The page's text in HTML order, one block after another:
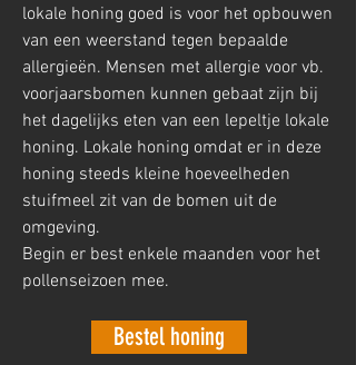
lokale honing goed is voor het opbouwen
van een weerstand tegen bepaalde
allergieën. Mensen met allergie voor vb.
voorjaarsbomen kunnen gebaat zijn bij
het dagelijks eten van een lepeltje lokale
honing. Lokale honing omdat er in deze
honing steeds kleine hoeveelheden
stuifmeel zit van de bomen uit de
omgeving.
Begin er best enkele maanden voor het
pollenseizoen mee.
Bestel honing